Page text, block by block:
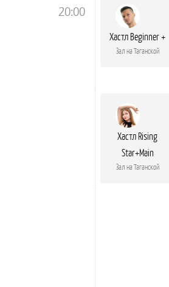
20:00
Хастл Beginner +
Зал на Таганской
Хастл Rising
Star+Main
Зал на Таганской